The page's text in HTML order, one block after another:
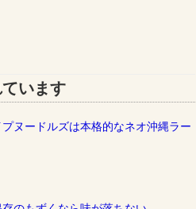
います
ヌードルズは本格的なネオ沖縄ラー